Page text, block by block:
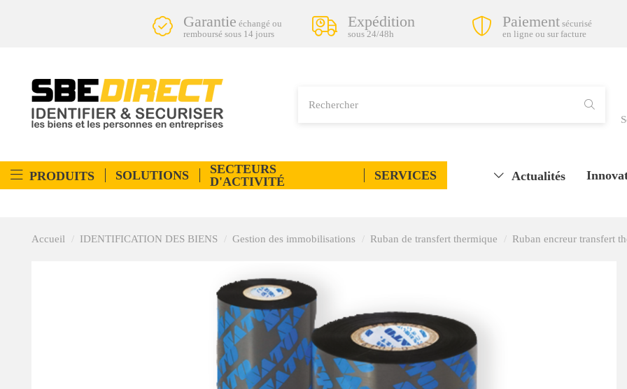
Garantie échangé ou
remboursé sous 14 jours
Expédition
sous 24/48h
Paiement sécurisé
en ligne ou sur facture
PRODUITS SOLUTIONS
SECTEURS
D'ACTIVITÉ
SERVICES Actualités
Accueil IDENTIFICATION DES BIENS Gestion des immobilisations Ruban de transfert thermique Ruban encreur transfert